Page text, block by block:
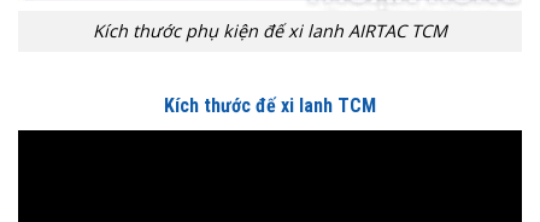
Kích thước phụ kiện đế xi lanh AIRTAC TCM
Kích thước đế xi lanh TCM